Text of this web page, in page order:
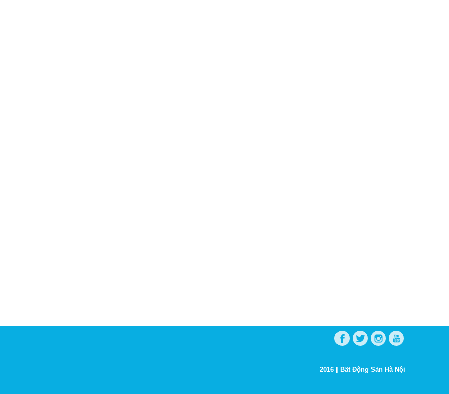
2016 | Bất Động Sản Hà Nội